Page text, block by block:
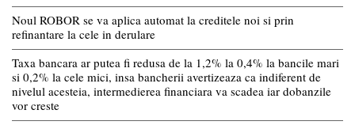
Noul ROBOR se va aplica automat la creditele noi si prin
refinantare la cele in derulare
Taxa bancara ar putea fi redusa de la 1,2% la 0,4% la bancile mari
si 0,2% la cele mici, insa bancherii avertizeaza ca indiferent de
nivelul acesteia, intermedierea financiara va scadea iar dobanzile
vor creste